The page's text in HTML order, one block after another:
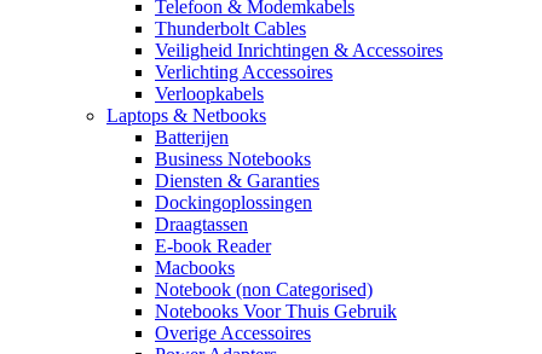
Telefoon & Modemkabels
Thunderbolt Cables
Veiligheid Inrichtingen & Accessoires
Verlichting Accessoires
Verloopkabels
Laptops & Netbooks
Batterijen
Business Notebooks
Diensten & Garanties
Dockingoplossingen
Draagtassen
E-book Reader
Macbooks
Notebook (non Categorised)
Notebooks Voor Thuis Gebruik
Overige Accessoires